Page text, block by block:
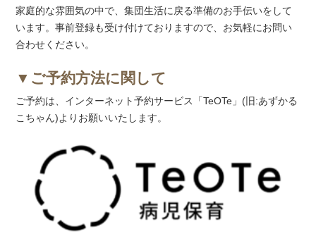
家庭的な雰囲気の中で、集団生活に戻る準備のお手伝いをして
います。事前登録も受け付けておりますので、お気軽にお問い
合わせください。
▼ご予約方法に関して
ご予約は、インターネット予約サービス「TeОTe」(旧:あずかる
こちゃん)よりお願いいたします。